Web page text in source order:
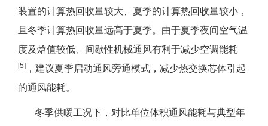
装置的计算热回收量较大、夏季的计算热回收量较小，
且冬季计算热回收量远高于夏季。由于夏季夜间空气温
度及焓值较低、间歇性机械通风有利于减少空调能耗
[5] ，建议夏季启动通风旁通模式，减少热交换芯体引起
的通风能耗。
冬季供暖工况下，对比单位体积通风能耗与典型年